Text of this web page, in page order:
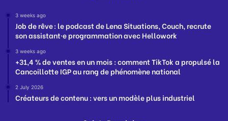
3 weeks ago
Job de rêve : le podcast de Lena Situations, Couch, recrute
son assistant·e programmation avec Hellowork
3 weeks ago
+31,4 % de ventes en un mois : comment TikTok a propulsé la
Cancoillotte IGP au rang de phénomène national
2 July 2026
Créateurs de contenu : vers un modèle plus industriel